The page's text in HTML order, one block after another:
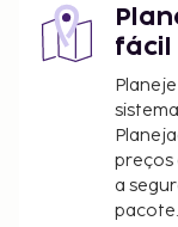
fácil
preços
a
pacote.